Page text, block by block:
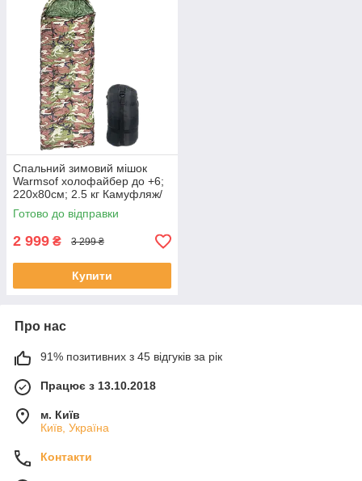
Спальний зимовий мішок
Warmsof холофайбер до +6;
220х80см; 2.5 кг Камуфляж/
Хакі з капюшоном (FPH2500)
Готово до відправки
2 999 ₴ 3 299 ₴
Купити
Про нас
91% позитивних з 45 відгуків за рік
Працює з 13.10.2018
м. Київ
Київ, Україна
Контакти